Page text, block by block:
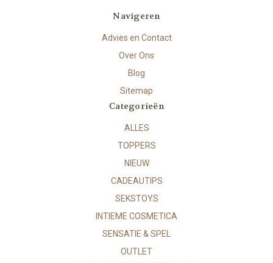
Navigeren
Advies en Contact
Over Ons
Blog
Sitemap
Categorieën
ALLES
TOPPERS
NIEUW
CADEAUTIPS
SEKSTOYS
INTIEME COSMETICA
SENSATIE & SPEL
OUTLET